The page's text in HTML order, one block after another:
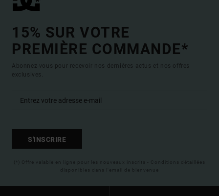
15% SUR VOTRE
PREMIÈRE COMMANDE*
Abonnez-vous pour recevoir nos dernières actus et nos offres
exclusives.
S'INSCRIRE
(*) Offre valable en ligne pour les nouveaux inscrits - Conditions détaillées
disponibles dans l'email de bienvenue